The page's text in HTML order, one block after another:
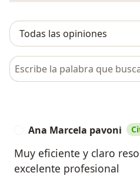
Busca en opiniones
Ana Marcela pavoni
Muy eficiente y claro
excelente profesional